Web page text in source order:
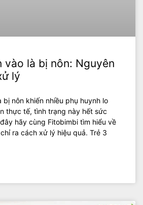
vào là bị nôn: Nguyên
lý
bị nôn khiến nhiều phụ huynh lo
thực tế, tình trạng này hết sức
hãy cùng Fitobimbi tìm hiểu về
ra cách xử lý hiệu quả. Trẻ 3